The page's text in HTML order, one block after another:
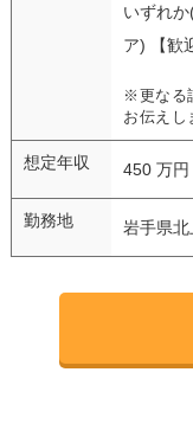
いずれ
ア) 【歓
※更なる
お伝えし
想定年収 450 万円
勤務地 岩手県